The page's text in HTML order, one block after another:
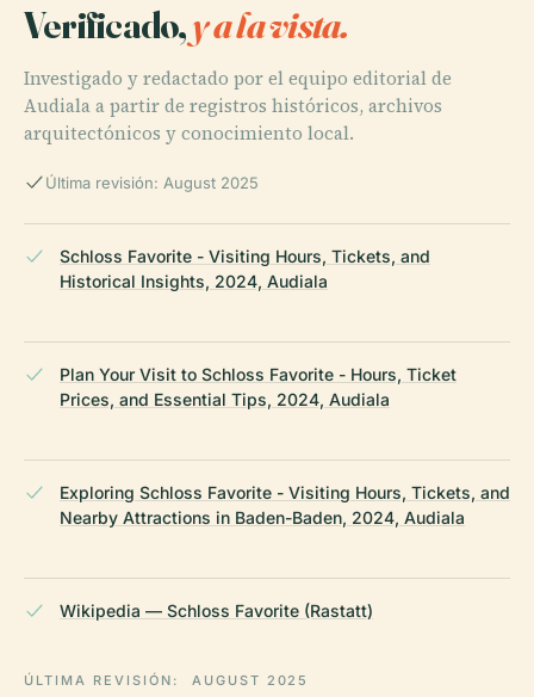
Verificado,y a la vista.
Investigado y redactado por el equipo editorial de
Audiala a partir de registros históricos, archivos
arquitectónicos y conocimiento local.
Última revisión: August 2025
Schloss Favorite - Visiting Hours, Tickets, and
Historical Insights, 2024, Audiala
Plan Your Visit to Schloss Favorite - Hours, Ticket
Prices, and Essential Tips, 2024, Audiala
Exploring Schloss Favorite - Visiting Hours, Tickets, and
Nearby Attractions in Baden-Baden, 2024, Audiala
Wikipedia — Schloss Favorite (Rastatt)
ÚLTIMA REVISIÓN: AUGUST 2025